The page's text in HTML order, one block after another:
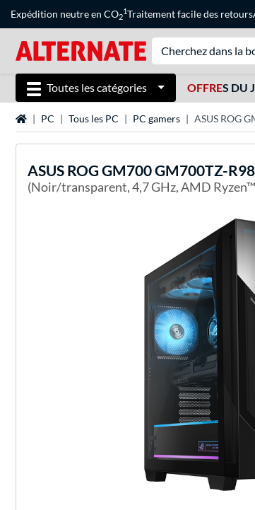
Expédition neutre en CO2
1Traitement facile des retours
Toutes les catégories OFFRES DU
Page d'accueil
PC Tous les PC PC gamers ASUS ROG
ASUS ROG GM700 GM700TZ-
(Noir/transparent, 4,7 GHz, AMD